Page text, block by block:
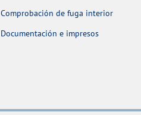
Comprobación de fuga interior
Documentación e impresos